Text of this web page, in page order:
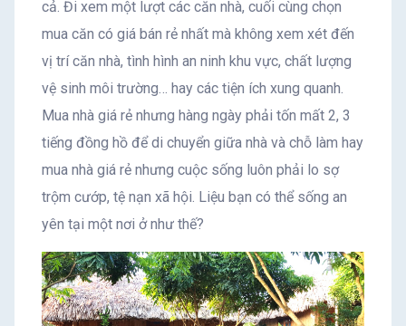
cả. Đi xem một lượt các căn nhà, cuối cùng chọn
mua căn có giá bán rẻ nhất mà không xem xét đến
vị trí căn nhà, tình hình an ninh khu vực, chất lượng
vệ sinh môi trường… hay các tiện ích xung quanh.
Mua nhà giá rẻ nhưng hàng ngày phải tốn mất 2, 3
tiếng đồng hồ để di chuyển giữa nhà và chỗ làm hay
mua nhà giá rẻ nhưng cuộc sống luôn phải lo sợ
trộm cướp, tệ nạn xã hội. Liệu bạn có thể sống an
yên tại một nơi ở như thế?